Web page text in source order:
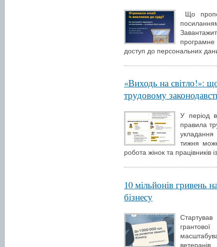
Що
доступ до персональних
«Виходь на світло!»:
трудовому
У період
правила
укладання
тижня
робота жінок та працівників із
10 мільйонів гривень
бізнесу